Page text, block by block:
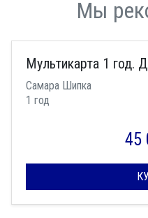
Мы
Мультикарта 1 год.
Самара Шипка
1 год
45